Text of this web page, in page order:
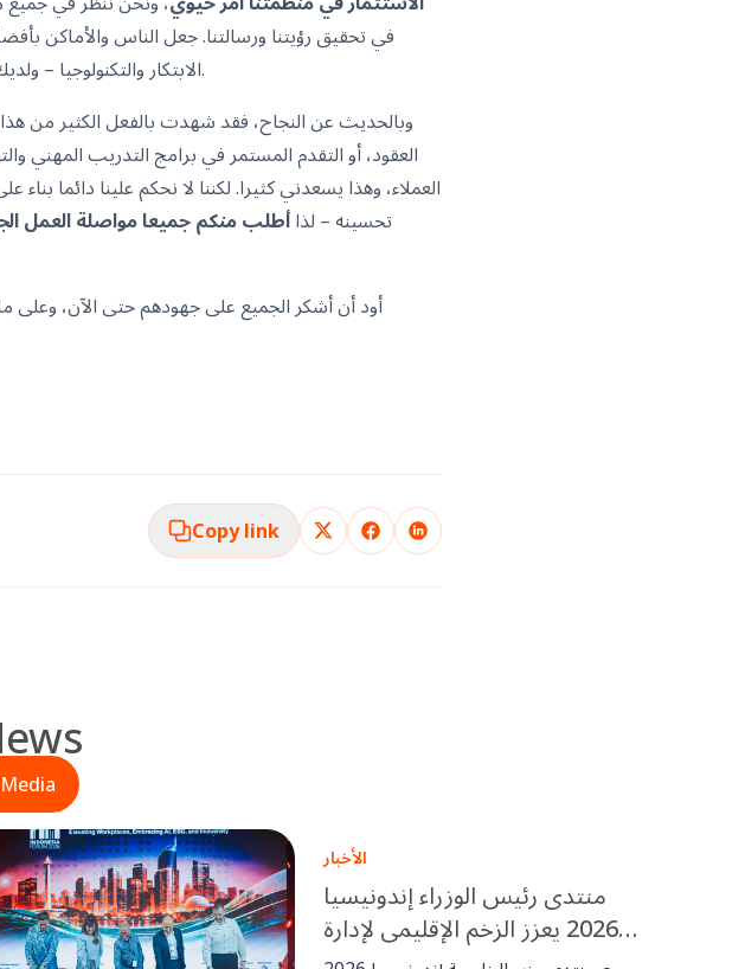
في تحقيق رؤيتنا ورسالتنا. جعل الناس والأماكن
الابتكار والتكنولوجيا – ولديك كلمتي أننا ملتزمون بأن يكون هذا جزءا من مبادئنا ومكونا أساسيا لنجاحنا.
العقود، أو التقدم المستمر في برامج التدريب المهني
العملاء، وهذا يسعدني كثيرا. لكننا لا نحكم علينا دائما بناء
تحسينه – لذاأطلب منكم جميعا مواصلة العمل
أود أن أشكر الجميع على جهودهم حتى الآن، وعلى
Copy link
الأخبار
منتدى رئيس الوزراء إندونيسيا
2026 يعزز الزخم الإقليمي لإدارة
المرافق الجاهزة للمستقبل